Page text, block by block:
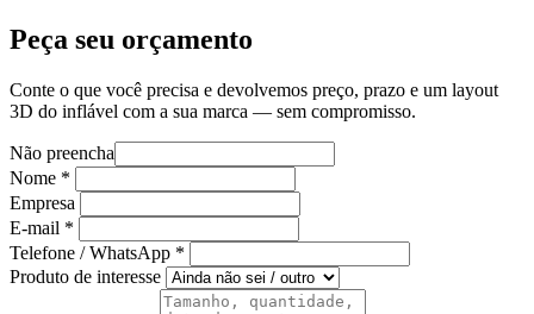
Peça seu orçamento
Conte o que você precisa e devolvemos preço, prazo e um layout
3D do inflável com a sua marca — sem compromisso.
Não preencha
Nome *
Empresa
E-mail *
Telefone / WhatsApp *
Produto de interesse